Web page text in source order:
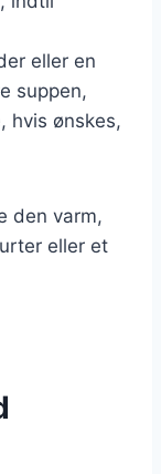
eller en
suppen,
hvis ønskes,
den varm,
eller et